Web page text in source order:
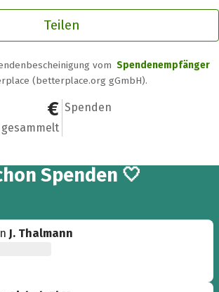
Teilen
vom Spendenempfänger
(betterplace.org gGmbH).
300 €
gesammelt
6
Spenden
6
Spenden 🤍
J. Thalmann